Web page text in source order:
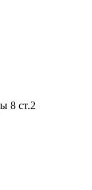
8 ст.2